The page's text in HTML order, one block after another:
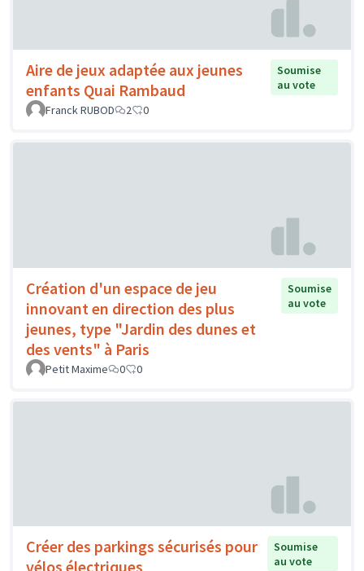
Aire de jeux adaptée aux jeunes
enfants Quai Rambaud
Soumise
au vote
Franck RUBOD
2 0
Création d'un espace de jeu
innovant en direction des plus
jeunes, type "Jardin des dunes et
des vents" à Paris
Soumise
au vote
Petit Maxime 0 0
Créer des parkings sécurisés pour
vélos électriques
Soumise
au vote